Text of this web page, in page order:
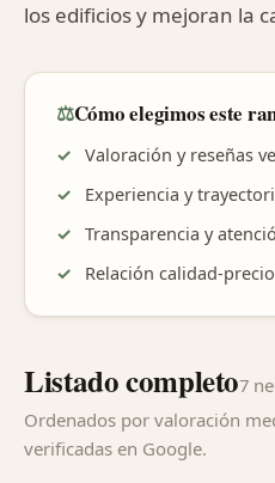
los edificios y mejoran la
⚖️Cómo elegimos este
Valoración y reseñas
Experiencia y
Transparencia y
Relación calidad-precio
Listado completo7
Ordenados por valoración
verificadas en Google.